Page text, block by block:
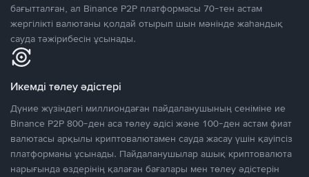
бағытталған, ал Binance P2P платформасы 70-тен астам
жергілікті валютаны қолдай отырып шын мәнінде жаһандық
сауда тәжірибесін ұсынады.
Икемді төлеу әдістері
Дүние жүзіндегі миллиондаған пайдаланушының сеніміне ие
Binance P2P 800-ден аса төлеу әдісі және 100-ден астам фиат
валютасы арқылы криптовалютамен сауда жасау үшін қауіпсіз
платформаны ұсынады. Пайдаланушылар ашық криптовалюта
нарығында өздерінің қалаған бағалары мен төлеу әдістерін